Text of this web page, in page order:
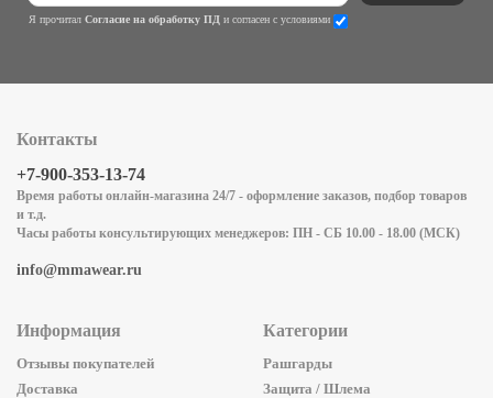
Я прочитал Согласие на обработку ПД и согласен с условиями
Контакты
+7-900-353-13-74
Время работы онлайн-магазина 24/7 - оформление заказов, подбор товаров
и т.д.
Часы работы консультирующих менеджеров: ПН - СБ 10.00 - 18.00 (МСК)
info@mmawear.ru
Информация
Отзывы покупателей
Доставка
Категории
Рашгарды
Защита / Шлема